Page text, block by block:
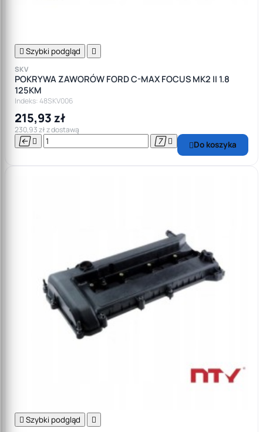
 Szybki podgląd 
SKV
POKRYWA ZAWORÓW FORD C-MAX FOCUS MK2 II 1.8
125KM
Indeks: 48SKV006
215,93 zł
230,93 zł z dostawą
    Do koszyka
 Szybki podgląd 